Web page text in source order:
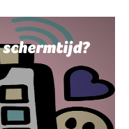
schermtijd?